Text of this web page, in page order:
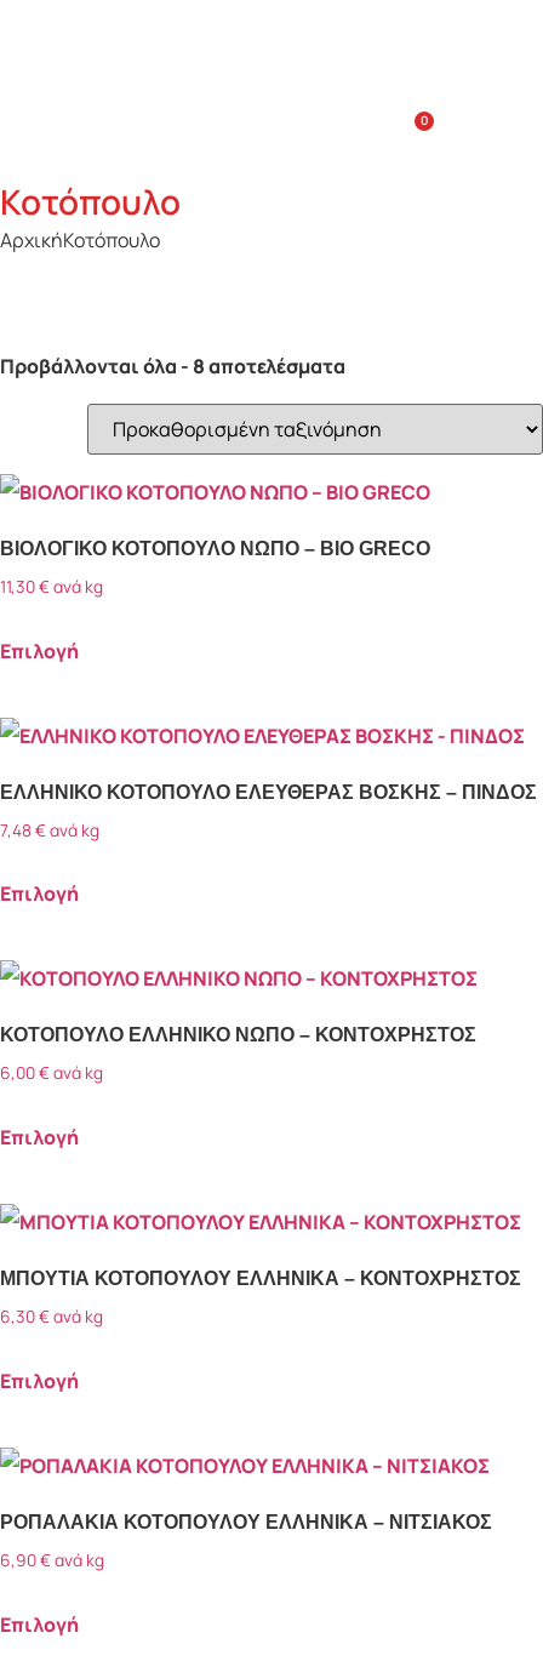
0
Κοτόπουλο
ΑρχικήΚοτόπουλο
Κιμάς(2)
Κομμένο στα 4(2)
Ολόκληρο
Σε 3 φέτες(1)
Ετικέτες προϊόντος
Μαγείρεμα στο τηγάνι (3)
ΝΙΤΣΙΑΚΟΣ(6)
ΠΙΝΔΟΣ
Προβάλλονται όλα - 8 αποτελέσματα
ΒΙΟΛΟΓΙΚΟ ΚΟΤΟΠΟΥΛΟ ΝΩΠΟ – BIO GRECO
11,30€ ανά kg
Επιλογή
ΕΛΛΗΝΙΚΟ ΚΟΤΟΠΟΥΛΟ ΕΛΕΥΘΕΡΑΣ ΒΟΣΚΗΣ – ΠΙΝΔΟΣ
7,48 € ανά kg
Επιλογή
ΚΟΤΟΠΟΥΛΟ ΕΛΛΗΝΙΚΟ ΝΩΠΟ – ΚΟΝΤΟΧΡΗΣΤΟΣ
6,00€ανά kg
Επιλογή
ΜΠΟΥΤΙΑ ΚΟΤΟΠΟΥΛΟΥ ΕΛΛΗΝΙΚΑ – ΚΟΝΤΟΧΡΗΣΤΟΣ
6,30€ανά kg
Επιλογή
ΡΟΠΑΛΑΚΙΑ ΚΟΤΟΠΟΥΛΟΥ ΕΛΛΗΝΙΚΑ – ΝΙΤΣΙΑΚΟΣ
6,90€ανά kg
Επιλογή